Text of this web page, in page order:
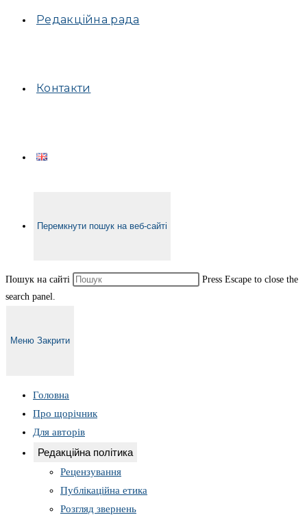
Редакційна рада
Контакти
Перемкнути пошук на веб-сайті
Пошук на сайті
Press Escape to close the
search panel.
Меню Закрити
Головна
Про щорічник
Для авторів
Редакційна політика
Рецензування
Публікаційна етика
Розгляд звернень